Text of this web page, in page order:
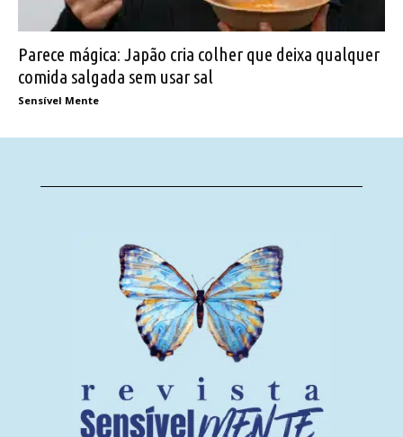
Parece mágica: Japão cria colher que deixa qualquer
comida salgada sem usar sal
Sensível Mente